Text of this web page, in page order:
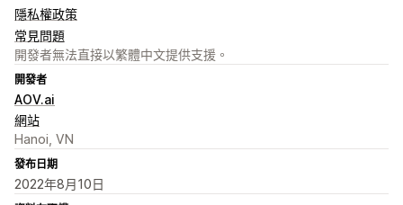
隱私權政策
常見問題
開發者無法直接以繁體中文提供支援。
開發者
AOV.ai
網站
Hanoi, VN
發布日期
2022年8月10日